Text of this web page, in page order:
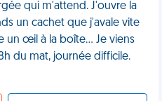
qui m'attend. J'ouvre la
un cachet que j'avale vite
un œil à la boîte... Je viens
du mat, journée difficile.